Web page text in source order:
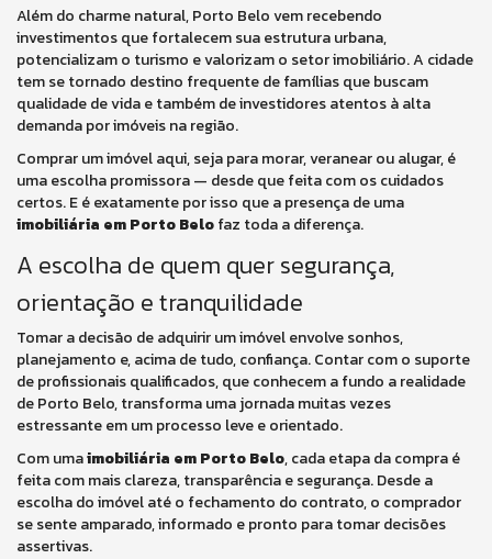
Além do charme natural, Porto Belo vem recebendo
investimentos que fortalecem sua estrutura urbana,
potencializam o turismo e valorizam o setor imobiliário. A cidade
tem se tornado destino frequente de famílias que buscam
qualidade de vida e também de investidores atentos à alta
demanda por imóveis na região.
Comprar um imóvel aqui, seja para morar, veranear ou alugar, é
uma escolha promissora — desde que feita com os cuidados
certos. E é exatamente por isso que a presença de uma
imobiliária em Porto Belofaz toda a diferença.
A escolha de quem quer segurança,
orientação e tranquilidade
Tomar a decisão de adquirir um imóvel envolve sonhos,
planejamento e, acima de tudo, confiança. Contar com o suporte
de profissionais qualificados, que conhecem a fundo a realidade
de Porto Belo, transforma uma jornada muitas vezes
estressante em um processo leve e orientado.
Com umaimobiliária em Porto Belo, cada etapa da compra é
feita com mais clareza, transparência e segurança. Desde a
escolha do imóvel até o fechamento do contrato, o comprador
se sente amparado, informado e pronto para tomar decisões
assertivas.